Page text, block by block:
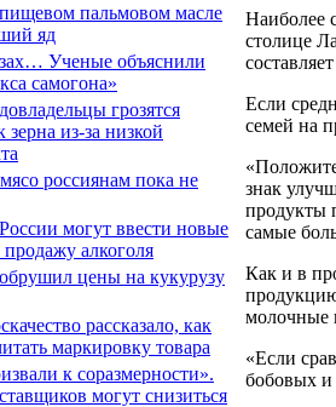
пальмовом масле
яд
Ученые объяснили
самогона»
грозятся
из-за низкой
россиянам пока не
могут ввести новые
алкоголя
цены на кукурузу
рассказало, как
маркировку товара
к соразмерности».
могут снизиться
Наиболее
столице
Если
семей на
знак
продукты
самые
Как и в
молочные
«Если
бобовых